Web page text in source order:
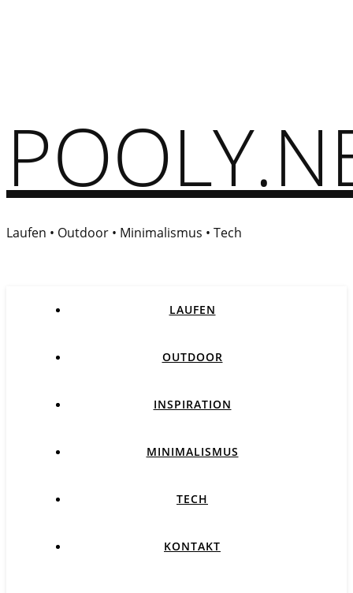
Laufen • Outdoor • Minimalismus • Tech
LAUFEN
OUTDOOR
INSPIRATION
MINIMALISMUS
TECH
KONTAKT